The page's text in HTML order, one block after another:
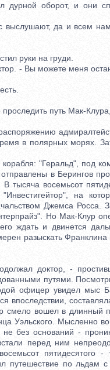
оборот, и они
да и всем
руки на груди.
- Вы можете меня
путь Мак-
в полярных морях.
"Геральд", под
в Берингов
тысяча восемьсот
на
Джемса Росса.
Но Мак-Клур
ждать и двинется
разыскать
доктор, -
путями.
офицер увидел мыс
впоследствии,
смело вошел в длинный
Уэльского. Мысленно
без оснований -
перед ним
пятидесятого -
путешествие по льдам